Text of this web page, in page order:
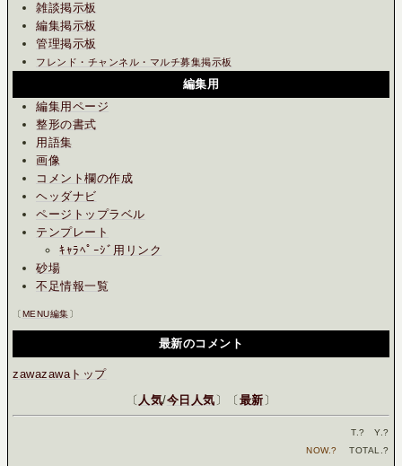
雑談掲示板
編集掲示板
管理掲示板
フレンド・チャンネル・マルチ募集掲示板
編集用
編集用ページ
整形の書式
用語集
画像
コメント欄の作成
ヘッダナビ
ページトップラベル
テンプレート
ｷｬﾗﾍﾟｰｼﾞ用リンク
砂場
不足情報一覧
〔MENU編集〕
最新のコメント
zawazawaトップ
〔 人気/今日人気 〕〔 最新 〕
T.? Y.?
NOW.? TOTAL.?